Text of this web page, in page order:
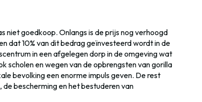
niet goedkoop. Onlangs is de prijs nog verhoogd
dat 10% van dit bedrag geïnvesteerd wordt in de
in een afgelegen dorp in de omgeving wat
scholen en wegen van de opbrengsten van gorilla
bevolking een enorme impuls geven. De rest
bescherming en het bestuderen van